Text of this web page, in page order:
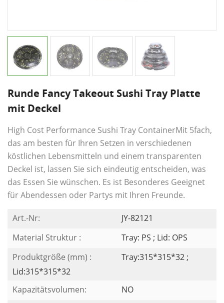
Runde Fancy Takeout Sushi Tray Platte
mit Deckel
High Cost Performance Sushi Tray ContainerMit 5fach,
das am besten für Ihren Setzen in verschiedenen
köstlichen Lebensmitteln und einem transparenten
Deckel ist, lassen Sie sich eindeutig entscheiden, was
das Essen Sie wünschen. Es ist Besonderes Geeignet
für Abendessen oder Partys mit Ihren Freunde.
Art.-Nr:
JY-82121
Material Struktur :
Tray: PS ; Lid: OPS
Produktgröße (mm) :
Tray:315*315*32 ;
Lid:315*315*32
Kapazitätsvolumen:
NO